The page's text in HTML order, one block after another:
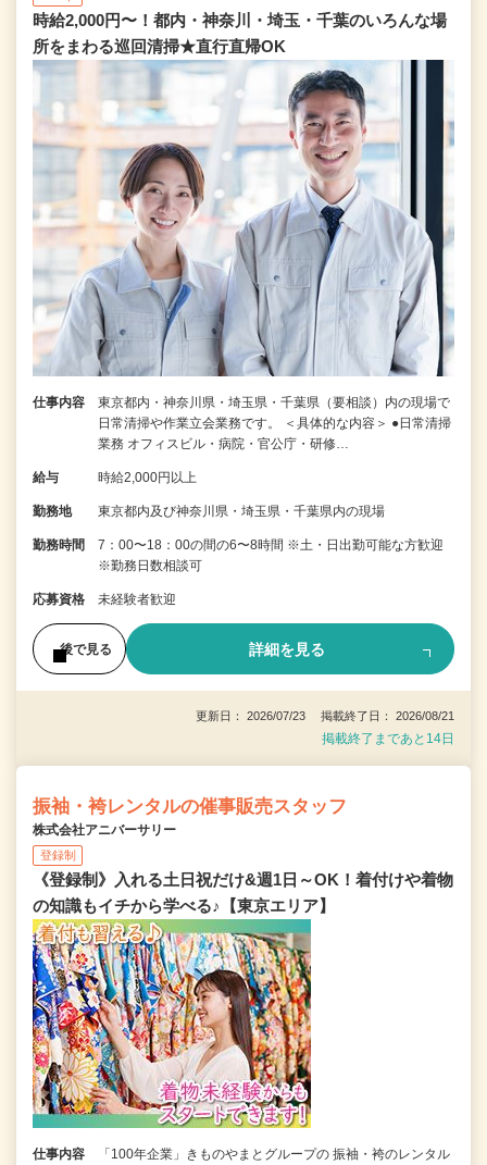
時給2,000円〜！都内・神奈川・埼玉・千葉のいろんな場
所をまわる巡回清掃★直行直帰OK
仕事内容
東京都内・神奈川県・埼玉県・千葉県（要相談）内の現場で
日常清掃や作業立会業務です。 ＜具体的な内容＞ ●日常清掃
業務 オフィスビル・病院・官公庁・研修…
給与 時給2,000円以上
勤務地 東京都内及び神奈川県・埼玉県・千葉県内の現場
勤務時間
7：00〜18：00の間の6〜8時間 ※土・日出勤可能な方歓迎
※勤務日数相談可
応募資格 未経験者歓迎
後で見る 詳細を見る
更新日： 2026/07/23 掲載終了日： 2026/08/21
掲載終了まであと14日
振袖・袴レンタルの催事販売スタッフ
株式会社アニバーサリー
登録制
《登録制》入れる土日祝だけ&週1日～OK！着付けや着物
の知識もイチから学べる♪【東京エリア】
仕事内容
「100年企業」きものやまとグループの 振袖・袴のレンタル